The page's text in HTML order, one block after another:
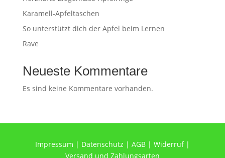
Karamell-Apfeltaschen
So unterstützt dich der Apfel beim Lernen
Rave
Neueste Kommentare
Es sind keine Kommentare vorhanden.
Impressum | Datenschutz | AGB| Widerruf|
Versand und Zahlungsarten